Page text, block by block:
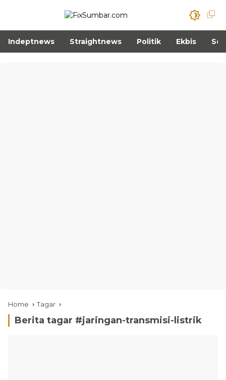
Indeptnews Straightnews Politik Ekbis
Home Tagar
Berita tagar #jaringan-transmisi-listrik